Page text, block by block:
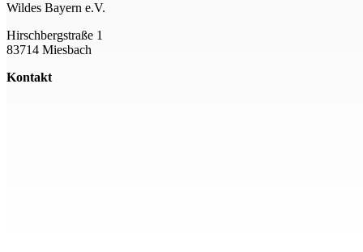
Wildes Bayern e.V.
Hirschbergstraße 1
83714 Miesbach
Kontakt